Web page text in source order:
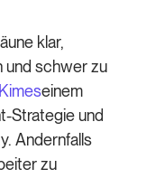
klar,
und schwer zu
einem
Strategie und
Andernfalls
zu